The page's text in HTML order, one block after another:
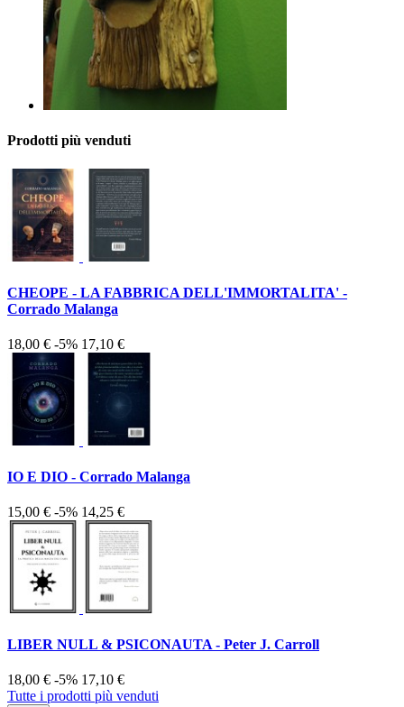
Prodotti più venduti
CHEOPE - LA FABBRICA DELL'IMMORTALITA' -
Corrado Malanga
18,00 € -5% 17,10 €
IO E DIO - Corrado Malanga
15,00 € -5% 14,25 €
LIBER NULL & PSICONAUTA - Peter J. Carroll
18,00 € -5% 17,10 €
Tutte i prodotti più venduti